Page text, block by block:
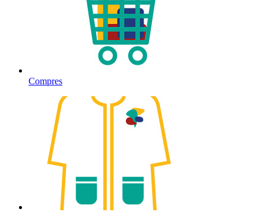
Compres